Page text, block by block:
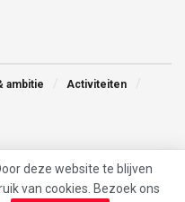
ambitie
Activiteiten
deze website te blijven
van cookies. Bezoek ons